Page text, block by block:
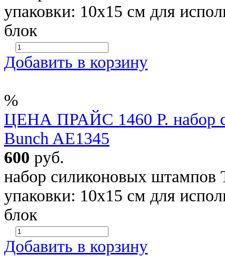
упаковки: 10х15 см для
блок
Добавить в корзину
%
ЦЕНА ПРАЙС 1460 Р. набор
Bunch AE1345
600 руб.
набор силиконовых штампов
упаковки: 10х15 см для
блок
Добавить в корзину